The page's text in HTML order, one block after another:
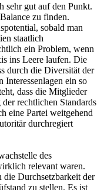
sehr gut auf den Punkt.
zu finden.
sobald man
staatlich
ein Problem, wenn
ins Leere laufen. Die
durch die Diversität der
Interessenlagen ein so
dass die Mitglieder
rechtlichen Standards
eine Partei weitgehend
durchregiert
des
relevant waren.
die Durchsetzbarkeit der
zu stellen. Es ist